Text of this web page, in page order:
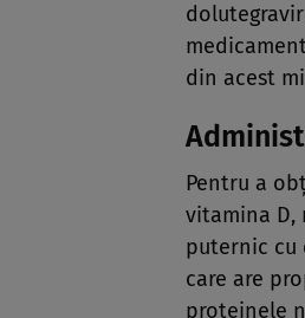
din acest
Pentru a
vitamina D,
puternic cu
care are
proteinele